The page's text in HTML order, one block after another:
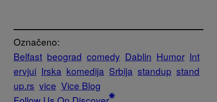
Označeno:
Belfast beograd comedy Dablin Humor Int
ervjui Irska komedija Srbija standup stand
up.rs vice Vice Blog